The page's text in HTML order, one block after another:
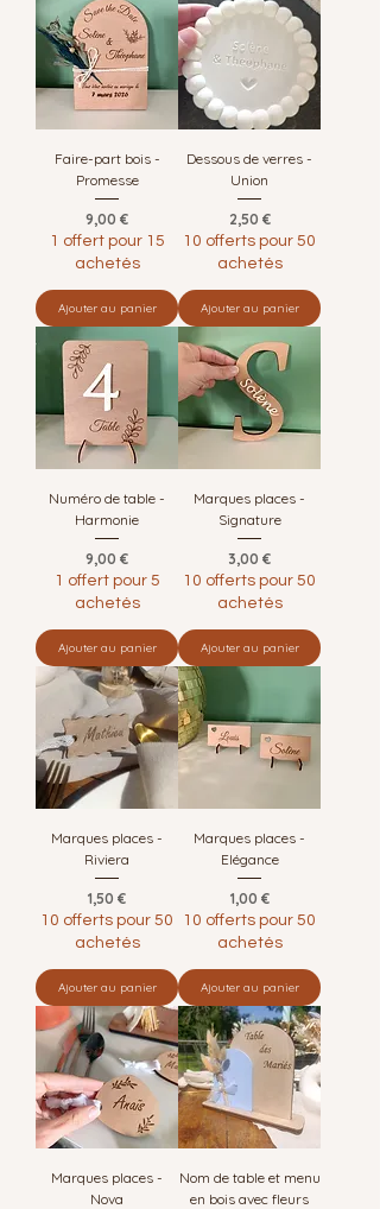
Faire-part bois -
Promesse
Prix
9,00 €
1 offert pour 15
achetés
Ajouter au panier
Dessous de verres -
Union
Prix
2,50 €
10 offerts pour 50
achetés
Ajouter au panier
Numéro de table -
Harmonie
Prix
9,00 €
1 offert pour 5
achetés
Ajouter au panier
Marques places -
Signature
Prix
3,00 €
10 offerts pour 50
achetés
Ajouter au panier
Marques places -
Riviera
Prix
1,50 €
10 offerts pour 50
achetés
Ajouter au panier
Marques places -
Elégance
Prix
1,00 €
10 offerts pour 50
achetés
Ajouter au panier
Marques places -
Nova
Nom de table et menu
en bois avec fleurs